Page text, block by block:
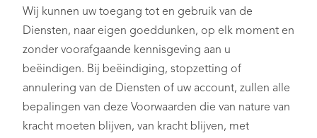
Wij kunnen uw toegang tot en gebruik van de
Diensten, naar eigen goeddunken, op elk moment en
zonder voorafgaande kennisgeving aan u
beëindigen. Bij beëindiging, stopzetting of
annulering van de Diensten of uw account, zullen alle
bepalingen van deze Voorwaarden die van nature van
kracht moeten blijven, van kracht blijven, met